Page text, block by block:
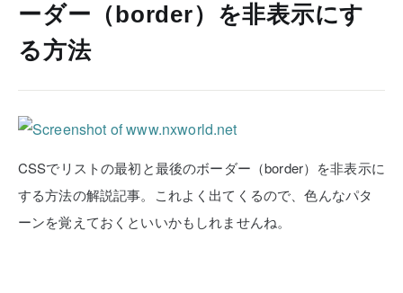
ーダー（border）を非表示にす
る方法
CSSでリストの最初と最後のボーダー（border）を非表示に
する方法の解説記事。これよく出てくるので、色んなパタ
ーンを覚えておくといいかもしれませんね。